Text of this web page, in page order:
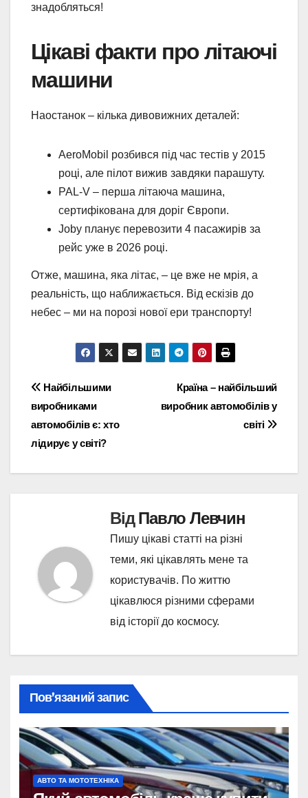
знадобляться!
Цікаві факти про літаючі
машини
Наостанок – кілька дивовижних деталей:
AeroMobil розбився під час тестів у 2015
році, але пілот вижив завдяки парашуту.
PAL-V – перша літаюча машина,
сертифікована для доріг Європи.
Joby планує перевозити 4 пасажирів за
рейс уже в 2026 році.
Отже, машина, яка літає, – це вже не мрія, а
реальність, що наближається. Від ескізів до
небес – ми на порозі нової ери транспорту!
Навігація
записів
Країна – найбільший
виробник автомобілів у
світі
Найбільшими
виробниками
автомобілів є: хто
лідирує у світі?
ВідПавло Левчин
Пишу цікаві статті на різні
теми, які цікавлять мене та
користувачів. По життю
цікавлюся різними сферами
від історії до космосу.
Пов’язаний запис
АВТО ТА МОТОТЕХНІКА